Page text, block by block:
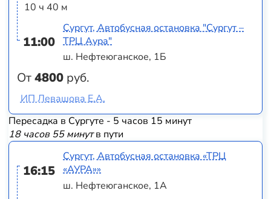
10 ч 40 м
11:00
От4800 руб.
Сургут, Автобусная остановка "Сургут –
ТРЦ Аура"
ш. Нефтеюганское, 1Б
ИП Левашова Е.А.
Пересадка в Сургуте - 5 часов 15 минут
18 часов 55 минутв пути
16:15
Сургут, Автобусная остановка «ТРЦ
«АУРА»»
ш. Нефтеюганское, 1А